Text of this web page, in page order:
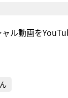
ル動画を